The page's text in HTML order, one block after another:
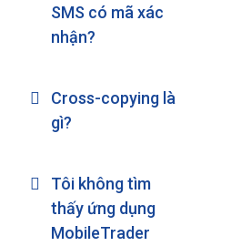
SMS có mã xác
nhận?
Cross-copying là
gì?
Tôi không tìm
thấy ứng dụng
MobileTrader